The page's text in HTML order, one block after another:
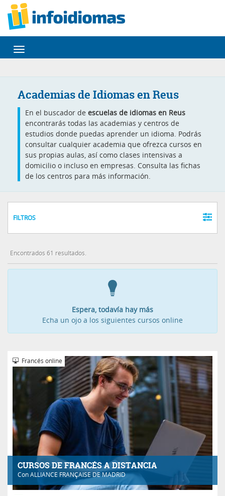
Desplegar
navegación
Academias de Idiomas en Reus
En el buscador de escuelas de idiomas en Reus
encontrarás todas las academias y centros de
estudios donde puedas aprender un idioma. Podrás
consultar cualquier academia que ofrezca cursos en
sus propias aulas, así como clases intensivas a
domicilio o incluso en empresas. Consulta las fichas
de los centros para más información.
FILTROS
Encontrados 61 resultados.
Espera, todavía hay más
Echa un ojo a los siguientes cursos online
CURSOS DE FRANCÉS A DISTANCIA
ConALLIANCE FRANÇAISE DE MADRID
Francés online